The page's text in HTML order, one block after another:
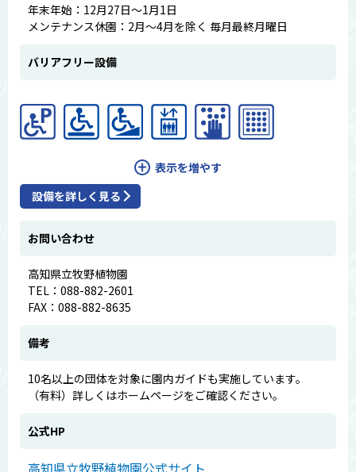
年末年始：12月27日～1月1日
メンテナンス休園：2月～4月を除く 毎月最終月曜日
バリアフリー設備
表示を増やす
設備を詳しく見る
お問い合わせ
高知県立牧野植物園
TEL：088-882-2601
FAX：088-882-8635
備考
10名以上の団体を対象に園内ガイドも実施しています。
（有料）詳しくはホームページをご確認ください。
公式HP
高知県立牧野植物園公式サイト